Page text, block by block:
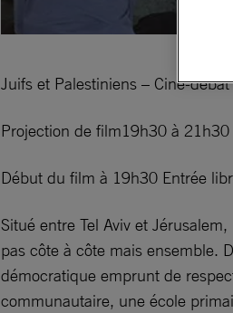
Juifs et Palestiniens – Ciné-
Projection de film19h30 à 21h30
Début du film à 19h30 Entrée
Situé entre Tel Aviv et
pas côte à côte mais ensemble.
démocratique emprunt de
communautaire, une école